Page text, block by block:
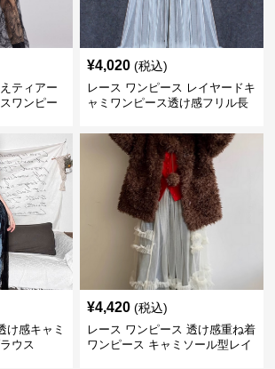
ティアー
ワンピー
¥4,020 (税込)
レース ワンピース レイヤードキ
ャミワンピース透け感フリル長
け感キャミ
ウス
¥4,420 (税込)
レース ワンピース 透け感重ね着
ワンピース キャミソール型レイ